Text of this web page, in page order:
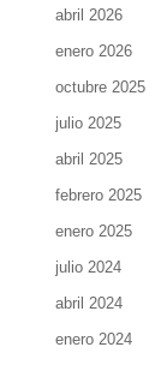
abril 2026
enero 2026
octubre 2025
julio 2025
abril 2025
febrero 2025
enero 2025
julio 2024
abril 2024
enero 2024